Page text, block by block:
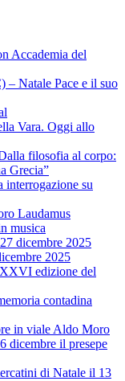
Accademia del
Natale Pace e il suo
Vara. Oggi allo
filosofia al corpo:
Grecia”
su
Laudamus
musica
dicembre 2025
2025
edizione del
contadina
in viale Aldo Moro
il presepe
di Natale il 13